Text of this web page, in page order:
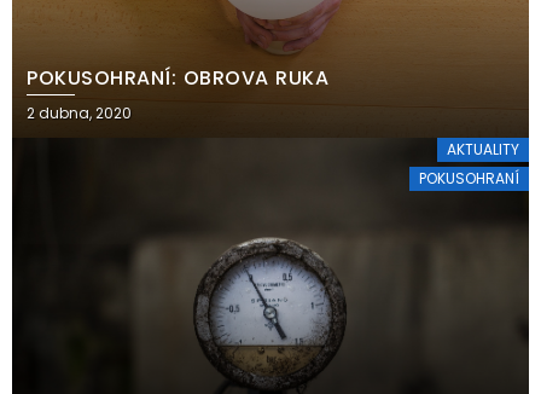
POKUSOHRANÍ: OBROVA RUKA
2 dubna, 2020
AKTUALITY
POKUSOHRANÍ